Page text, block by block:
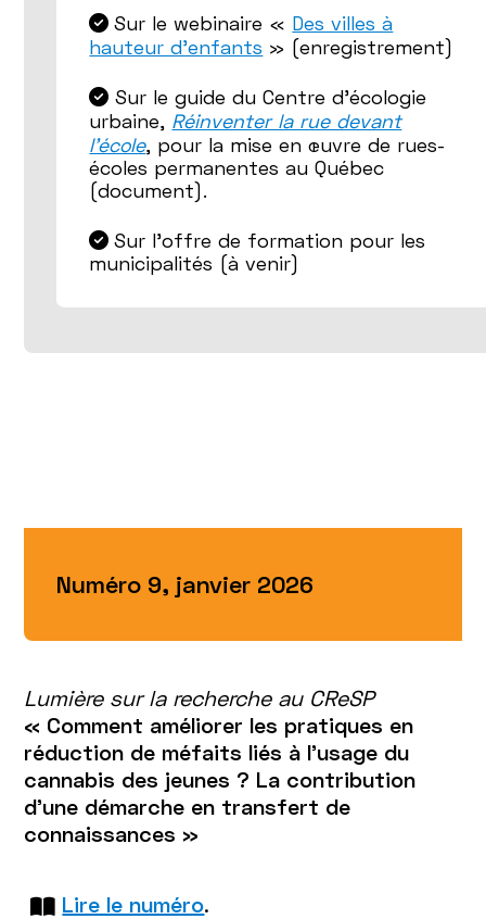
Sur le webinaire « Des villes à
hauteur d’enfants » (enregistrement)
Sur le guide du Centre d'écologie
urbaine, Réinventer la rue devant
l’école, pour la mise en œuvre de rues-
écoles permanentes au Québec
(document).
Sur l'offre de formation pour les
municipalités (à venir)
Numéro 9, janvier 2026
Lumière sur la recherche au CReSP
« Comment améliorer les pratiques en
réduction de méfaits liés à l’usage du
cannabis des jeunes ? La contribution
d'une démarche en transfert de
connaissances »
Lire le numéro.